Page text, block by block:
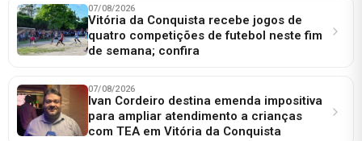
07/08/2026
Vitória da Conquista recebe jogos de
quatro competições de futebol neste fim
de semana; confira
07/08/2026
Ivan Cordeiro destina emenda impositiva
para ampliar atendimento a crianças
com TEA em Vitória da Conquista